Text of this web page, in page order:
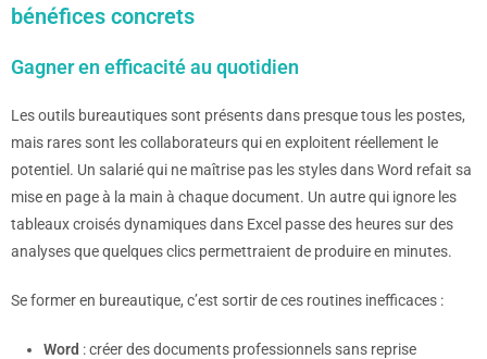
bénéfices concrets
Gagner en efficacité au quotidien
Les outils bureautiques sont présents dans presque tous les postes,
mais rares sont les collaborateurs qui en exploitent réellement le
potentiel. Un salarié qui ne maîtrise pas les styles dans Word refait sa
mise en page à la main à chaque document. Un autre qui ignore les
tableaux croisés dynamiques dans Excel passe des heures sur des
analyses que quelques clics permettraient de produire en minutes.
Se former en bureautique, c’est sortir de ces routines inefficaces :
Word : créer des documents professionnels sans reprise